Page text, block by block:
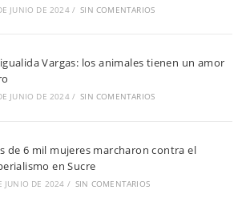
JUNIO DE 2024 / SIN COMENTARIOS
Vargas: los animales tienen un amor
JUNIO DE 2024 / SIN COMENTARIOS
de 6 mil mujeres marcharon contra el
en Sucre
JUNIO DE 2024 / SIN COMENTARIOS